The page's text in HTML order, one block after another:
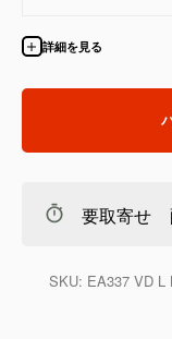
詳細を見る
要取寄せ
SKU: EA337 VD L